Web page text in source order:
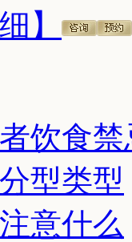
】
饮食禁
型类型
意什么